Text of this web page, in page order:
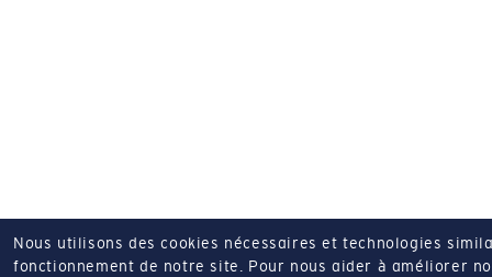
Nous utilisons des cookies nécessaires et technologies
fonctionnement de notre site. Pour nous aider à améliorer